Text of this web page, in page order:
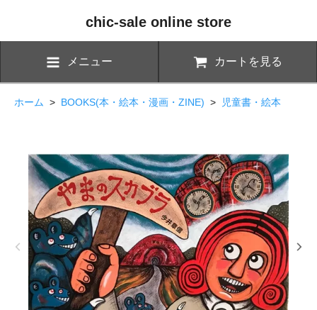
chic-sale online store
メニュー カートを見る
ホーム > BOOKS(本・絵本・漫画・ZINE) > 児童書・絵本